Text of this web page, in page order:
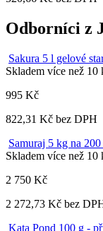
Odborníci z
Sakura 5 l gelové
Skladem více než 10
995 Kč
822,31 Kč bez DPH
Samuraj 5 kg na 200
Skladem více než 10
2 750 Kč
2 272,73 Kč bez
Kata Pond 100 g -